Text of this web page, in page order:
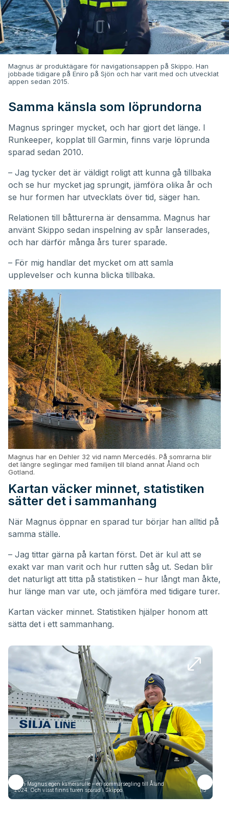
Magnus är produktägare för navigationsappen på Skippo. Han
jobbade tidigare på Eniro på Sjön och har varit med och utvecklat
appen sedan 2015.
Samma känsla som löprundorna
Magnus springer mycket, och har gjort det länge. I
Runkeeper, kopplat till Garmin, finns varje löprunda
sparad sedan 2010.
– Jag tycker det är väldigt roligt att kunna gå tillbaka
och se hur mycket jag sprungit, jämföra olika år och
se hur formen har utvecklats över tid, säger han.
Relationen till båtturerna är densamma. Magnus har
använt Skippo sedan inspelning av spår lanserades,
och har därför många års turer sparade.
– För mig handlar det mycket om att samla
upplevelser och kunna blicka tillbaka.
Magnus har en Dehler 32 vid namn Mercedés. På somrarna blir
det längre seglingar med familjen till bland annat Åland och
Gotland.
Kartan väcker minnet, statistiken
sätter det i sammanhang
När Magnus öppnar en sparad tur börjar han alltid på
samma ställe.
– Jag tittar gärna på kartan först. Det är kul att se
exakt var man varit och hur rutten såg ut. Sedan blir
det naturligt att titta på statistiken – hur långt man åkte,
hur länge man var ute, och jämföra med tidigare turer.
Kartan väcker minnet. Statistiken hjälper honom att
sätta det i ett sammanhang.
Från Magnus egen kamerarulle – en sommarsegling till Åland
2024. Och visst finns turen sparad i Skippo.
1/5